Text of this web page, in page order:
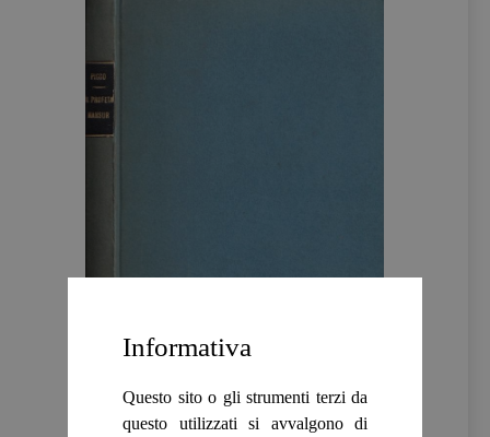
Informativa
Questo sito o gli strumenti terzi da
questo utilizzati si avvalgono di